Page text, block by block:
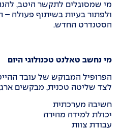
מי שמסוגלים לתקשר היטב,
ולפתור בעיות בשיתוף פעולה
הסטנדרט החדש.
מי נחשב טאלנט טכנולוגי היום
הפרופיל המבוקש של עובד
לצד שליטה טכנית, מבקשים
חשיבה מערכתית
יכולת למידה מהירה
עבודת צוות